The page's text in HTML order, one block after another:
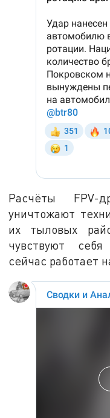
Расчёты FPV-
уничтожают
их тыловых
чувствуют
сейчас работает